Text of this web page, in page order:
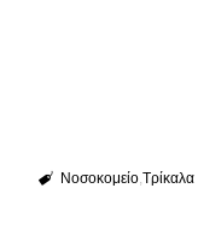
Νοσοκομείο Τρίκαλα